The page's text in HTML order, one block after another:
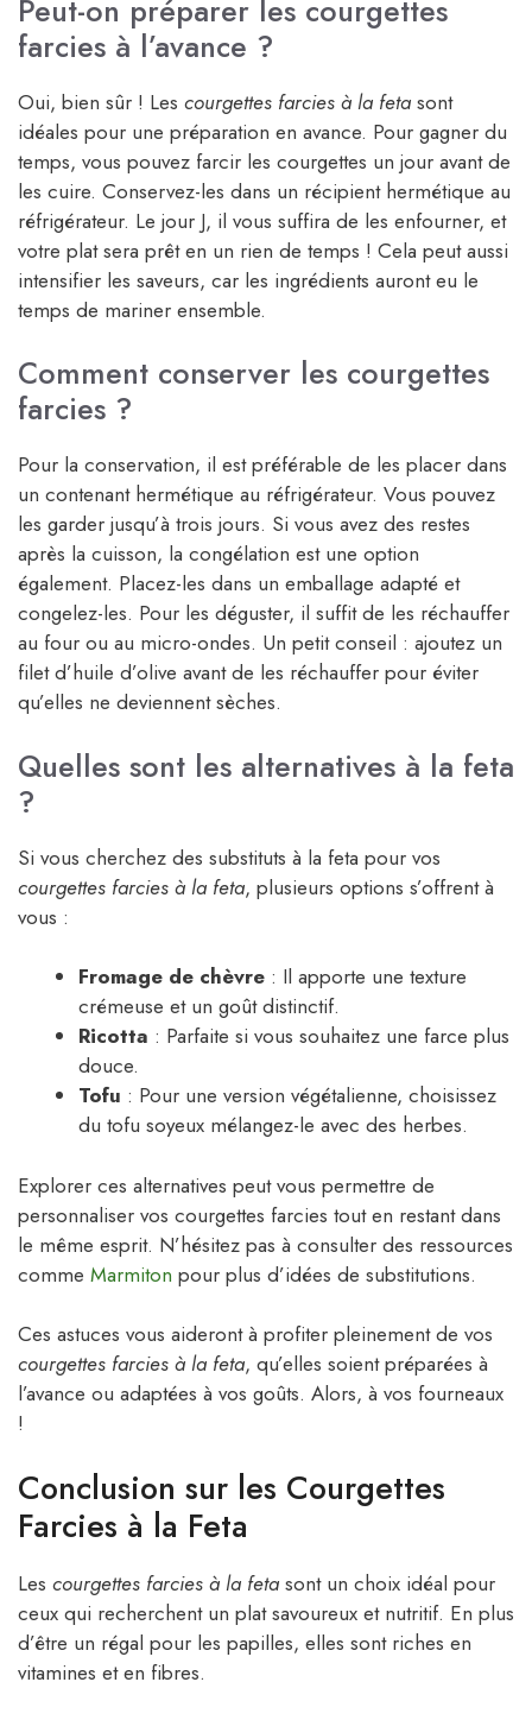
Peut-on préparer les courgettes
farcies à l’avance ?
Oui, bien sûr ! Les courgettes farcies à la feta sont
idéales pour une préparation en avance. Pour gagner du
temps, vous pouvez farcir les courgettes un jour avant de
les cuire. Conservez-les dans un récipient hermétique au
réfrigérateur. Le jour J, il vous suffira de les enfourner, et
votre plat sera prêt en un rien de temps ! Cela peut aussi
intensifier les saveurs, car les ingrédients auront eu le
temps de mariner ensemble.
Comment conserver les courgettes
farcies ?
Pour la conservation, il est préférable de les placer dans
un contenant hermétique au réfrigérateur. Vous pouvez
les garder jusqu’à trois jours. Si vous avez des restes
après la cuisson, la congélation est une option
également. Placez-les dans un emballage adapté et
congelez-les. Pour les déguster, il suffit de les réchauffer
au four ou au micro-ondes. Un petit conseil : ajoutez un
filet d’huile d’olive avant de les réchauffer pour éviter
qu’elles ne deviennent sèches.
Quelles sont les alternatives à la feta
?
Si vous cherchez des substituts à la feta pour vos
courgettes farcies à la feta, plusieurs options s’offrent à
vous :
Fromage de chèvre : Il apporte une texture
crémeuse et un goût distinctif.
Ricotta : Parfaite si vous souhaitez une farce plus
douce.
Tofu : Pour une version végétalienne, choisissez
du tofu soyeux mélangez-le avec des herbes.
Explorer ces alternatives peut vous permettre de
personnaliser vos courgettes farcies tout en restant dans
le même esprit. N’hésitez pas à consulter des ressources
comme Marmiton pour plus d’idées de substitutions.
Ces astuces vous aideront à profiter pleinement de vos
courgettes farcies à la feta, qu’elles soient préparées à
l’avance ou adaptées à vos goûts. Alors, à vos fourneaux
!
Conclusion sur les Courgettes
Farcies à la Feta
Les courgettes farcies à la feta sont un choix idéal pour
ceux qui recherchent un plat savoureux et nutritif. En plus
d’être un régal pour les papilles, elles sont riches en
vitamines et en fibres.